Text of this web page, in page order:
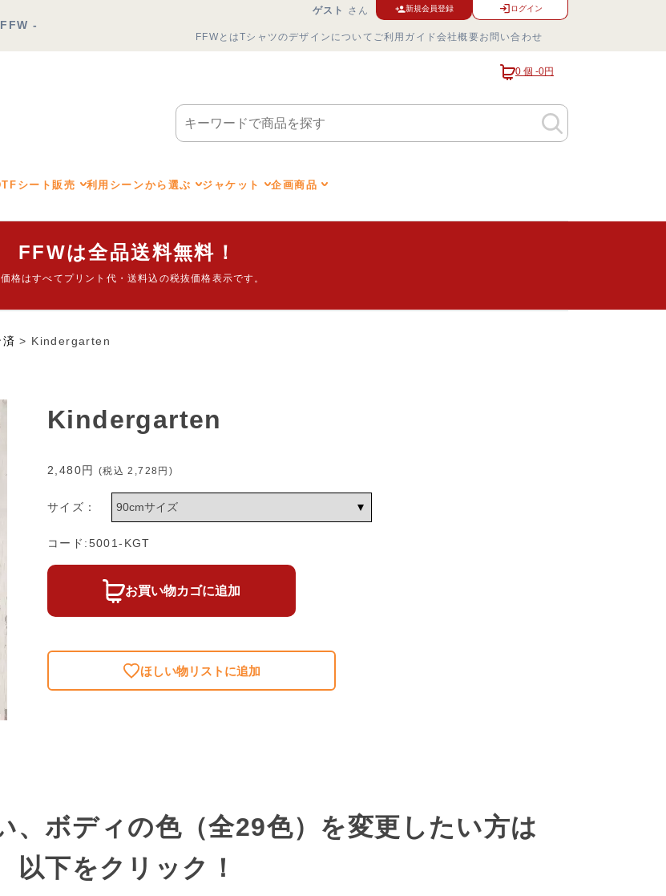
-
FFWとはTシャツのデザインについて ご利用ガイド会社概要お問い合わせ
ゲスト さん 新規会員登録 ログイン
0 個 -0円
シート販売 利用シーンから選ぶ ジャケット 企画商品
FFWは全品送料無料！
格はすべてプリント代・送料込の税抜価格表示です。
済 > Kindergarten
Kindergarten
2,480円 (税込2,728円 )
サイズ：
コード:5001-KGT
お買い物カゴに追加
ほしい物リストに追加
、ボディの色（全29色）を変更したい方は
以下をクリック！